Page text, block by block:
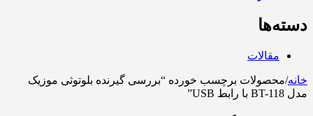
دسته‌ها
مقالات
خانه/محصولات برچسب خورده “بررسی گیرنده بلوتوثی موزیک
مدل BT-118 با رابط USB”